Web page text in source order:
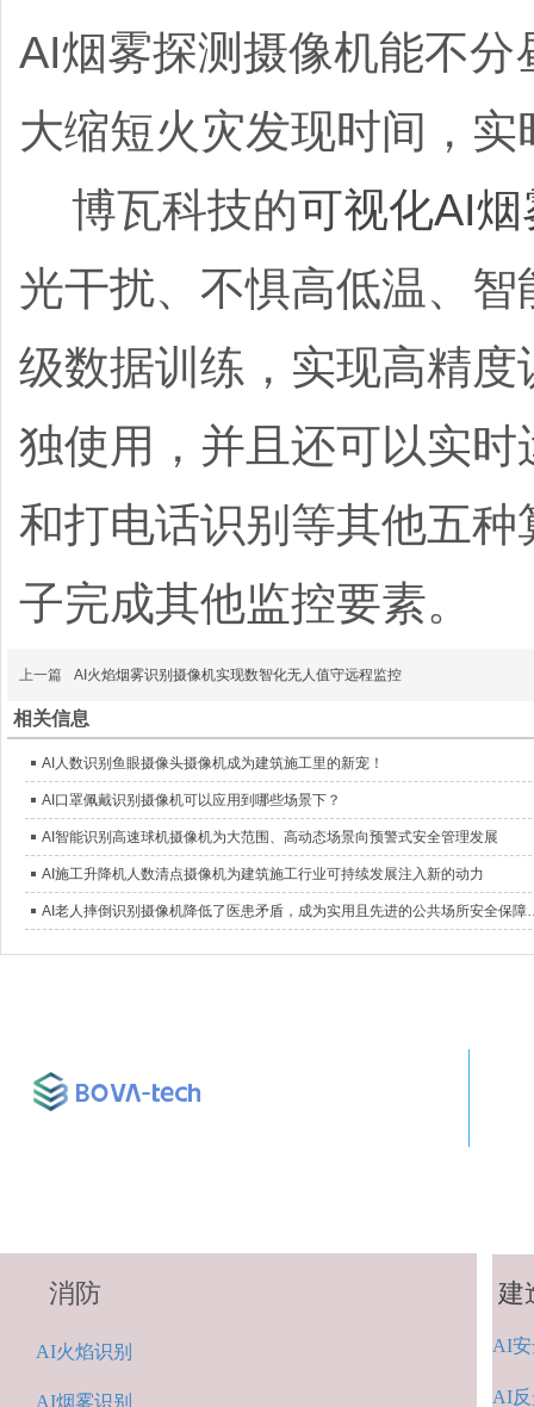
AI烟雾探测摄像机能不
大缩短火灾发现时间，
博瓦科技的可视化AI
光干扰、不惧高低温、
级数据训练，实现高精
独使用，并且还可以实
和打电话识别等其他五
子完成其他监控要素。
上一篇 AI火焰烟雾识别摄像机实现数智化无人值守远程监控
相关信息
AI人数识别鱼眼摄像头摄像机成为建筑施工里的新宠！
AI口罩佩戴识别摄像机可以应用到哪些场景下？
AI智能识别高速球机摄像机为大范围、高动态场景向预警式安全管理发展
AI施工升降机人数清点摄像机为建筑施工行业可持续发展注入新的动力
AI老人摔倒识别摄像机
AI火焰识别
AI烟雾识别
建
AI反
AI
消防